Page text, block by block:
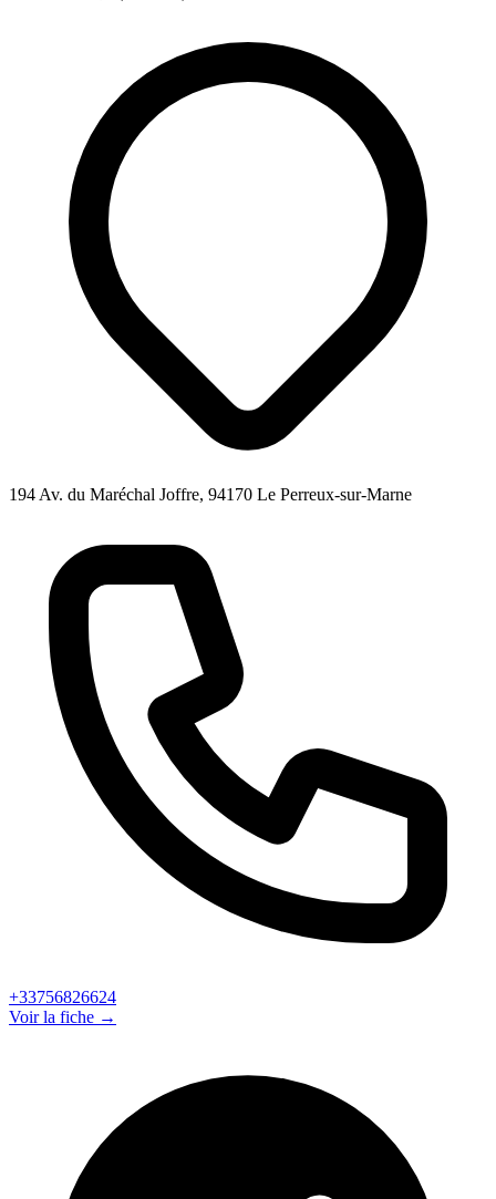
194 Av. du Maréchal Joffre, 94170 Le Perreux-sur-Marne
+33756826624
Voir la fiche →